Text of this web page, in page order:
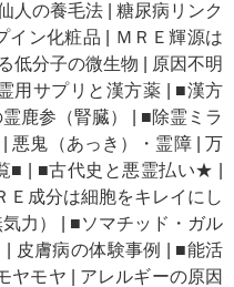
人の養毛法
糖尿病リンク
イン化粧品
ＭＲＥ輝源は
低分子の微生物
原因不明
用サプリと漢方薬
■漢方
鹿参（腎臓）
■除霊ミラ
悪鬼（あっき）・霊障|万
■ ■古代史と悪霊払い★
Ｅ成分は細胞をキレイにし
力）
■ソマチッド・ガル
皮膚病の体験事例
■能活
ヤモヤ
アレルギーの原因